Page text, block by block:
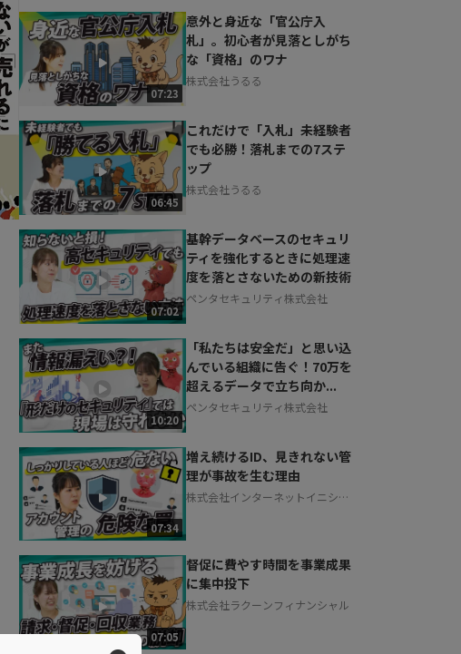
07:23
意外と身近な「官公庁入
札」。初心者が見落としがち
な「資格」のワナ
株式会社うるる
06:45
これだけで「入札」未経験者
でも必勝！落札までの7ステ
ップ
株式会社うるる
07:02
基幹データベースのセキュリ
ティを強化するときに処理速
度を落とさないための新技術
ペンタセキュリティ株式会社
10:20
「私たちは安全だ」と思い込
んでいる組織に告ぐ！70万を
超えるデータで立ち向か...
ペンタセキュリティ株式会社
07:34
増え続けるID、見きれない管
理が事故を生む理由
株式会社インターネットイニシア
07:05
督促に費やす時間を事業成果
に集中投下
株式会社ラクーンフィナンシャル